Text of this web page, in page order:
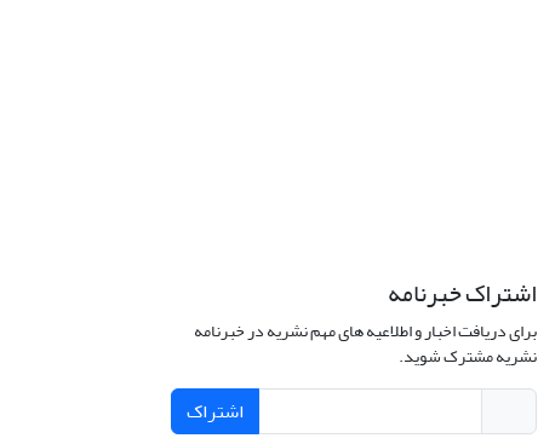
اشتراک خبرنامه
برای دریافت اخبار و اطلاعیه های مهم نشریه در خبرنامه
نشریه مشترک شوید.
اشتراک